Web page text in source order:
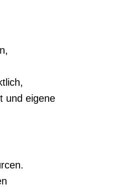
und eigene